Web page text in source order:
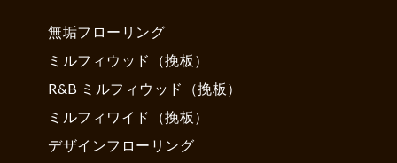
無垢フローリング
ミルフィウッド（挽板）
R&B ミルフィウッド（挽板）
ミルフィワイド（挽板）
デザインフローリング